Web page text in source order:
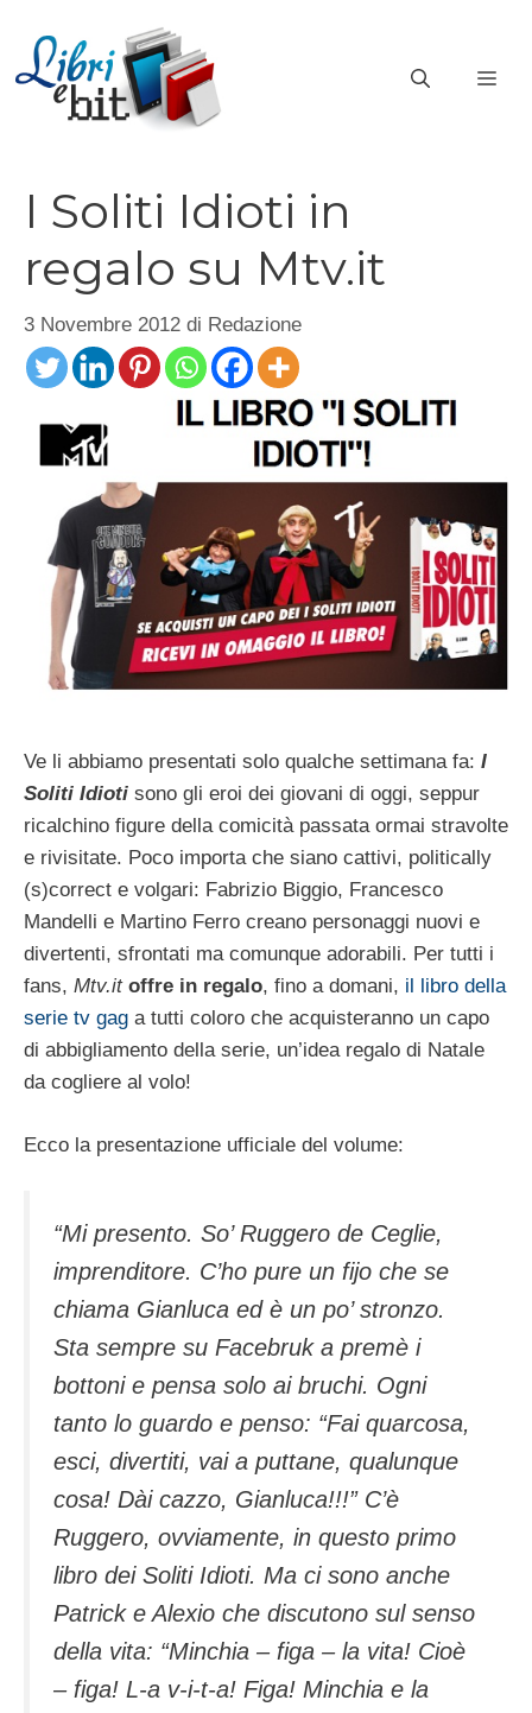
contenuto
I Soliti Idioti in
regalo su Mtv.it
3 Novembre 2012 di Redazione
Ve li abbiamo presentati solo qualche settimana fa: I
Soliti Idioti sono gli eroi dei giovani di oggi, seppur
ricalchino figure della comicità passata ormai stravolte
e rivisitate. Poco importa che siano cattivi, politically
(s)correct e volgari: Fabrizio Biggio, Francesco
Mandelli e Martino Ferro creano personaggi nuovi e
divertenti, sfrontati ma comunque adorabili. Per tutti i
fans, Mtv.it offre in regalo, fino a domani, il libro della
serie tv gag a tutti coloro che acquisteranno un capo
di abbigliamento della serie, un’idea regalo di Natale
da cogliere al volo!
Ecco la presentazione ufficiale del volume:
“Mi presento. So’ Ruggero de Ceglie,
imprenditore. C’ho pure un fijo che se
chiama Gianluca ed è un po’ stronzo.
Sta sempre su Facebruk a premè i
bottoni e pensa solo ai bruchi. Ogni
tanto lo guardo e penso: “Fai quarcosa,
esci, divertiti, vai a puttane, qualunque
cosa! Dài cazzo, Gianluca!!!” C’è
Ruggero, ovviamente, in questo primo
libro dei Soliti Idioti. Ma ci sono anche
Patrick e Alexio che discutono sul senso
della vita: “Minchia – figa – la vita! Cioè
– figa! L-a v-i-t-a! Figa! Minchia e la